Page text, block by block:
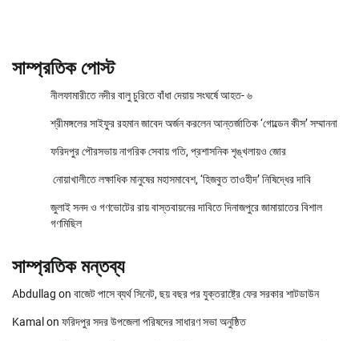
সাম্প্রতিক পোস্ট
নীলফামারীতে নদীর বালু চুরিতে বাঁধা দেয়ায় সংঘর্ষে আহত- ৬
শ্রীমঙ্গলের সাইফুর রহমান জাবেদ অর্জন করলেন আন্তর্জাতিক ‘গোল্ডেন কীস’ সম্মাননা
ফরিদপুর পৌরসভায় নাগরিক সেবায় গতি, প্রশাসনিক শৃঙ্খলায়ও জোর
নোয়াখালীতে লক্ষাধিক মানুষের মহাসমাবেশ, ‘হিজবুত তাওহীদ’ নিষিদ্ধের দাবি
জুলাই সনদ ও গণভোটের রায় বাস্তবায়নের দাবিতে দিনাজপুরে জামায়াতের বিশাল
গণমিছিল
সাম্প্রতিক মন্তব্য
Abdullag on বাজেট পাসে ব্যর্থ সিনেট, ছয় বছর পর যুক্তরাষ্ট্রে ফের সরকার শাটডাউন
Kamalon ফরিদপুর সদর উপজেলা পরিষদের সাধারণ সভা অনুষ্ঠিত